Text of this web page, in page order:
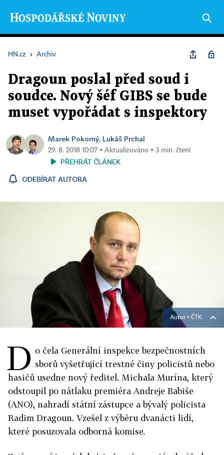
HN.cz › Archiv
Dragoun poslal před soud i
soudce. Nový šéf GIBS se bude
muset vypořádat s inspektory
Marek Pokorný, Lukáš Prchal
29. 8. 2018 10:07 ▪ Aktualizováno ▪ 3 min. čtení
PŘEHRÁT ČLÁNEK
ODEBÍRAT AUTORA
Autor ▪ ČTK
D o čela Generální inspekce bezpečnostních
sborů vyšetřující trestné činy policistů nebo
hasičů usedne nový ředitel. Michala Murína, který
odstoupil po nátlaku premié­ra Andreje Babiše
(ANO), nahradí státní zástupce a bývalý policista
Radim Dragoun. Vzešel z výběru dvanácti lidí,
které posuzovala odborná komise.